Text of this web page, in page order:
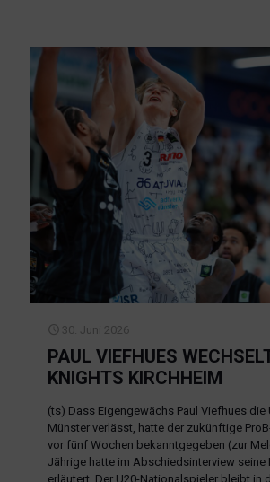
30. Juni 2026
PAUL VIEFHUES
KNIGHTS KIRCHHEIM
(ts) Dass Eigengewächs Paul Viefhues die
Münster verlässt, hatte der zukünftige
vor fünf Wochen bekanntgegeben (zur
Jährige hatte im Abschiedsinterview seine
erläutert. Der U20-Nationalspieler bleibt in